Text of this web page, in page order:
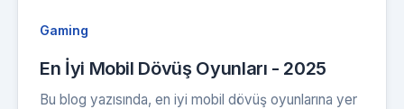
Gaming
En İyi Mobil Dövüş Oyunları - 2025
Bu blog yazısında, en iyi mobil dövüş oyunlarına yer